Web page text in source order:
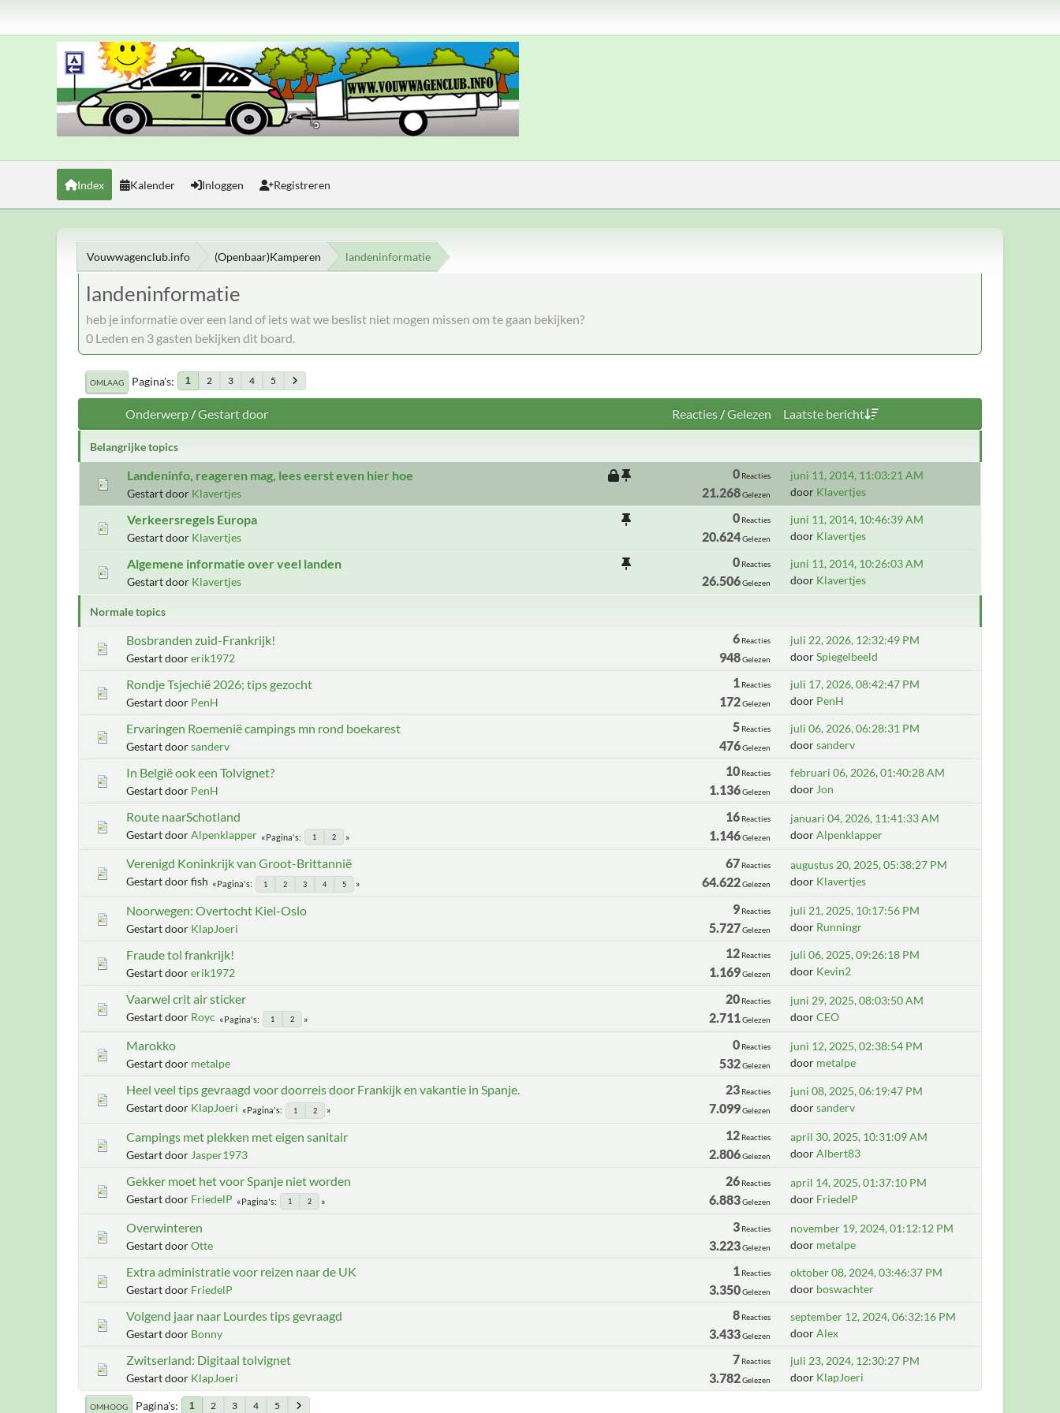
Index Kalender Inloggen Registreren
Vouwwagenclub.info (Openbaar)Kamperen landeninformatie
landeninformatie
heb je informatie over een land of iets wat we beslist niet mogen missen om te gaan bekijken?
0 Leden en 3 gasten bekijken dit board.
OMLAAG Pagina's 1 2 3 4 5
Onderwerp/Gestart door Reacties/Gelezen Laatste bericht
Belangrijke topics
Landeninfo, reageren mag, lees eerst even hier hoe
Gestart door Klavertjes
0Reacties
21.268Gelezen
juni 11, 2014, 11:03:21 AM
door Klavertjes
Verkeersregels Europa
Gestart door Klavertjes
0Reacties
20.624Gelezen
juni 11, 2014, 10:46:39 AM
door Klavertjes
Algemene informatie over veel landen
Gestart door Klavertjes
0Reacties
26.506Gelezen
juni 11, 2014, 10:26:03 AM
door Klavertjes
Normale topics
Bosbranden zuid-Frankrijk!
Gestart doorerik1972
6 Reacties
948Gelezen
juli 22, 2026, 12:32:49 PM
doorSpiegelbeeld
Rondje Tsjechië 2026; tips gezocht
Gestart door PenH
1 Reacties
172Gelezen
juli 17, 2026, 08:42:47 PM
door PenH
Ervaringen Roemenië campings mn rond boekarest
Gestart doorsanderv
5 Reacties
476Gelezen
juli 06, 2026, 06:28:31 PM
doorsanderv
In België ook een Tolvignet?
Gestart door PenH
10 Reacties
1.136Gelezen
februari 06, 2026, 01:40:28 AM
door Jon
Route naarSchotland
Gestart doorAlpenklapper Pagina's 1 2
16 Reacties
1.146Gelezen
januari 04, 2026, 11:41:33 AM
doorAlpenklapper
Verenigd Koninkrijk van Groot-Brittannië
Gestart door fish Pagina's 1 2 3 4 5
67 Reacties
64.622Gelezen
augustus 20, 2025, 05:38:27 PM
door Klavertjes
Noorwegen: Overtocht Kiel-Oslo
Gestart door KlapJoeri
9 Reacties
5.727Gelezen
juli 21, 2025, 10:17:56 PM
door Runningr
Fraude tol frankrijk!
Gestart doorerik1972
12 Reacties
1.169Gelezen
juli 06, 2025, 09:26:18 PM
door Kevin2
Vaarwel crit air sticker
Gestart door Royc Pagina's 1 2
20 Reacties
2.711 Gelezen
juni 29, 2025, 08:03:50 AM
doorCEO
Marokko
Gestart door metalpe
0 Reacties
532Gelezen
juni 12, 2025, 02:38:54 PM
door metalpe
Heel veel tips gevraagd voor doorreis door Frankijk en vakantie in Spanje.
Gestart door KlapJoeri Pagina's 1 2
23 Reacties
7.099Gelezen
juni 08, 2025, 06:19:47 PM
doorsanderv
Campings met plekken met eigen sanitair
Gestart door Jasper1973
12 Reacties
2.806Gelezen
april 30, 2025, 10:31:09 AM
doorAlbert83
Gekker moet het voor Spanje niet worden
Gestart door FriedelP Pagina's 1 2
26 Reacties
6.883Gelezen
april 14, 2025, 01:37:10 PM
door FriedelP
Overwinteren
Gestart doorOtte
3 Reacties
3.223Gelezen
november 19, 2024, 01:12:12 PM
door metalpe
Extra administratie voor reizen naar de UK
Gestart door FriedelP
1 Reacties
3.350Gelezen
oktober 08, 2024, 03:46:37 PM
door boswachter
Volgend jaar naar Lourdes tips gevraagd
Gestart door Bonny
8 Reacties
3.433Gelezen
september 12, 2024, 06:32:16 PM
doorAlex
Zwitserland: Digitaal tolvignet
Gestart door KlapJoeri
7 Reacties
3.782Gelezen
juli 23, 2024, 12:30:27 PM
door KlapJoeri
OMHOOG Pagina's 1 2 3 4 5